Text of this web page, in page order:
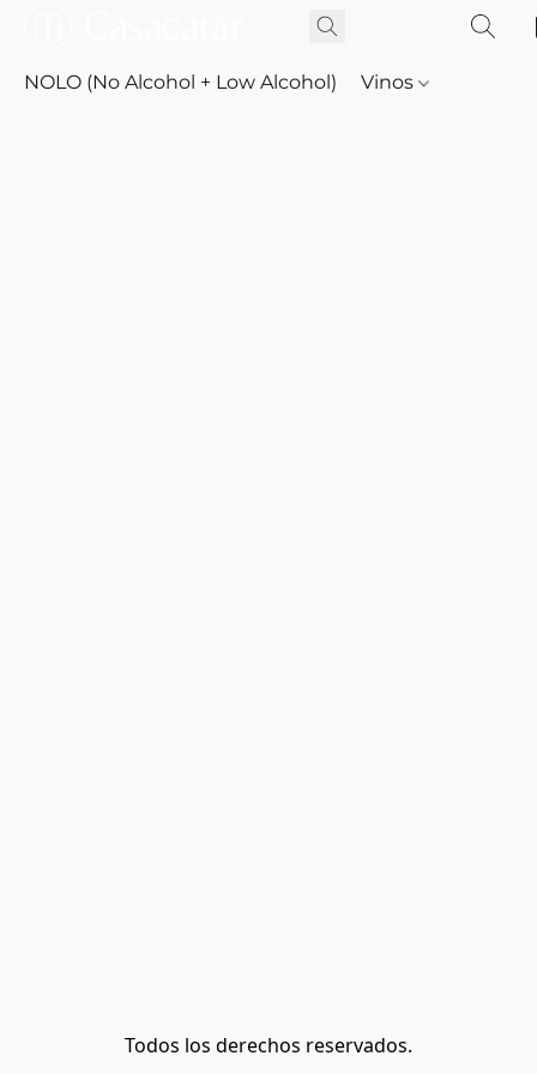
NOLO (No Alcohol + Low Alcohol) Vinos
Todos los derechos reservados.